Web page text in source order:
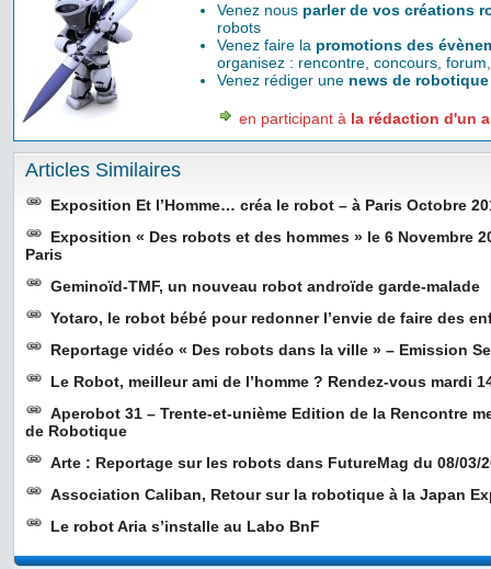
Venez nous parler de vos créations
robots
Venez faire la promotions des
organisez : rencontre, concours,
Venez rédiger une news de robotique
en participant à la rédaction d'un
Articles Similaires
Exposition Et l’Homme… créa le robot – à Paris Octobre
Exposition « Des robots et des hommes » le 6 Novembre
Paris
Geminoïd-TMF, un nouveau robot androïde garde-malade
Yotaro, le robot bébé pour redonner l’envie de faire des
Reportage vidéo « Des robots dans la ville » – Emission
Le Robot, meilleur ami de l’homme ? Rendez-vous mardi
Aperobot 31 – Trente-et-unième Edition de la Rencontre
de Robotique
Arte : Reportage sur les robots dans FutureMag du 08/03/
Association Caliban, Retour sur la robotique à la Japan
Le robot Aria s’installe au Labo BnF